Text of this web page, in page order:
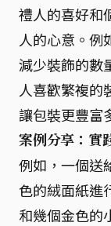
禮人的喜好和
人的心意。例
減少裝飾的數
人喜歡繁複的
讓包裝更豐富
案例分享：實
例如，一個送
色的絨面紙進
和幾個金色的